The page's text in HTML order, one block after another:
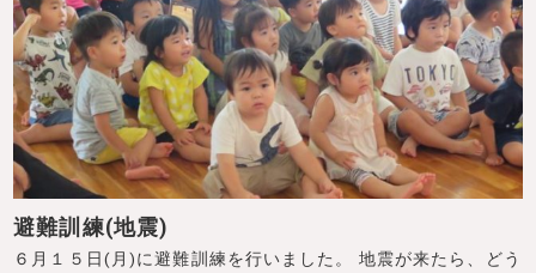
避難訓練(地震)
６月１５日(月)に避難訓練を行いました。 地震が来たら、どう